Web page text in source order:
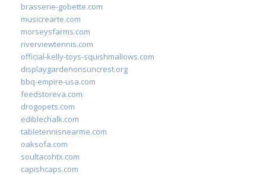
brasserie-gobette.com
musicrearte.com
morseysfarms.com
riverviewtennis.com
official-kelly-toys-squishmallows.com
displaygardenonsuncrest.org
bbq-empire-usa.com
feedstoreva.com
drogopets.com
ediblechalk.com
tabletennisnearme.com
oaksofa.com
soultacohtx.com
capishcaps.com